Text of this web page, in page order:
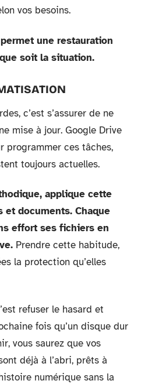
vos besoins.
une restauration
soit la situation.
c’est s’assurer de ne
mise à jour. Google Drive
programmer ces tâches,
toujours actuelles.
applique cette
documents. Chaque
effort ses fichiers en
Prendre cette habitude,
la protection qu’elles
refuser le hasard et
fois qu’un disque dur
vous saurez que vos
déjà à l’abri, prêts à
numérique sans la